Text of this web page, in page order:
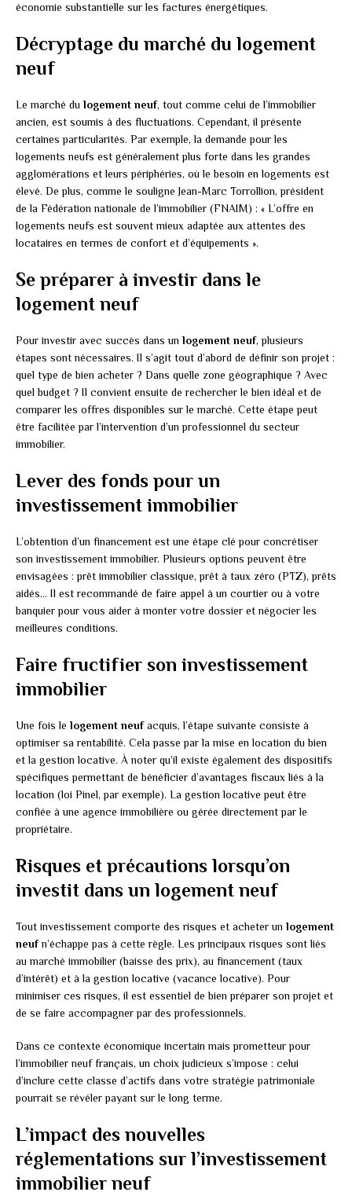
économie substantielle sur les factures énergétiques.
Décryptage du marché du logement
neuf
Le marché du logement neuf, tout comme celui de l’immobilier
ancien, est soumis à des fluctuations. Cependant, il présente
certaines particularités. Par exemple, la demande pour les
logements neufs est généralement plus forte dans les grandes
agglomérations et leurs périphéries, où le besoin en logements est
élevé. De plus, comme le souligne Jean-Marc Torrollion, président
de la Fédération nationale de l’immobilier (FNAIM) : « L’offre en
logements neufs est souvent mieux adaptée aux attentes des
locataires en termes de confort et d’équipements ».
Se préparer à investir dans le
logement neuf
Pour investir avec succès dans un logement neuf, plusieurs
étapes sont nécessaires. Il s’agit tout d’abord de définir son projet :
quel type de bien acheter ? Dans quelle zone géographique ? Avec
quel budget ? Il convient ensuite de rechercher le bien idéal et de
comparer les offres disponibles sur le marché. Cette étape peut
être facilitée par l’intervention d’un professionnel du secteur
immobilier.
Lever des fonds pour un
investissement immobilier
L’obtention d’un financement est une étape clé pour concrétiser
son investissement immobilier. Plusieurs options peuvent être
envisagées : prêt immobilier classique, prêt à taux zéro (PTZ), prêts
aidés… Il est recommandé de faire appel à un courtier ou à votre
banquier pour vous aider à monter votre dossier et négocier les
meilleures conditions.
Faire fructifier son investissement
immobilier
Une fois le logement neufacquis, l’étape suivante consiste à
optimiser sa rentabilité. Cela passe par la mise en location du bien
et la gestion locative. À noter qu’il existe également des dispositifs
spécifiques permettant de bénéficier d’avantages fiscaux liés à la
location (loi Pinel, par exemple). La gestion locative peut être
confiée à une agence immobilière ou gérée directement par le
propriétaire.
Risques et précautions lorsqu’on
investit dans un logement neuf
Tout investissement comporte des risques et acheter un logement
neufn’échappe pas à cette règle. Les principaux risques sont liés
au marché immobilier (baisse des prix), au financement (taux
d’intérêt) et à la gestion locative (vacance locative). Pour
minimiser ces risques, il est essentiel de bien préparer son projet et
de se faire accompagner par des professionnels.
Dans ce contexte économique incertain mais prometteur pour
l’immobilier neuf français, un choix judicieux s’impose : celui
d’inclure cette classe d’actifs dans votre stratégie patrimoniale
pourrait se révéler payant sur le long terme.
L’impact des nouvelles
réglementations sur l’investissement
immobilier neuf